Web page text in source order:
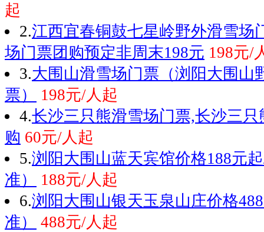
起
2.江西宜春铜鼓七星岭野外滑雪场
场门票团购预定非周末198元 198元/
3.大围山滑雪场门票（浏阳大围山
票）
198元/人起
4.长沙三只熊滑雪场门票,长沙三
购 60元/人起
5.浏阳大围山蓝天宾馆价格188元
准）
188元/人起
6.浏阳大围山银天玉泉山庄价格
准）
488元/人起